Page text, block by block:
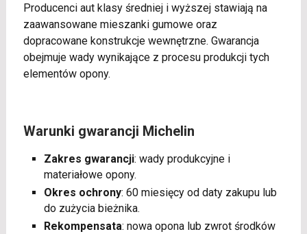
Producenci aut klasy średniej i wyższej stawiają na
zaawansowane mieszanki gumowe oraz
dopracowane konstrukcje wewnętrzne. Gwarancja
obejmuje wady wynikające z procesu produkcji tych
elementów opony.
Warunki gwarancji Michelin
Zakres gwarancji: wady produkcyjne i
materiałowe opony.
Okres ochrony: 60 miesięcy od daty zakupu lub
do zużycia bieżnika.
Rekompensata: nowa opona lub zwrot środków